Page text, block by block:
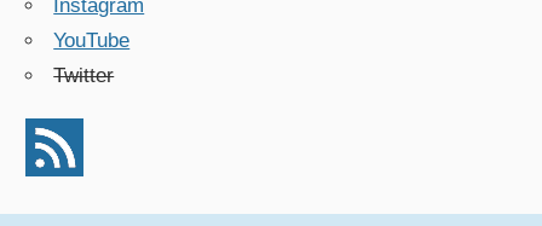
Instagram
YouTube
Twitter